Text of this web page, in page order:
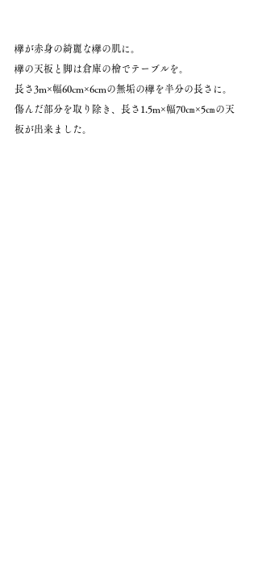
欅が赤身の綺麗な欅の肌に。
欅の天板と脚は倉庫の檜でテーブルを。
長さ3m×幅60cm×6cmの無垢の欅を半分の長さに。
傷んだ部分を取り除き、長さ1.5m×幅70㎝×5㎝の天
板が出来ました。